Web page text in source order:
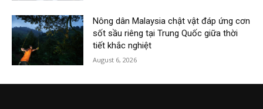
Nông dân Malaysia chật vật đáp ứng cơn
sốt sầu riêng tại Trung Quốc giữa thời
tiết khắc nghiệt
August 6, 2026